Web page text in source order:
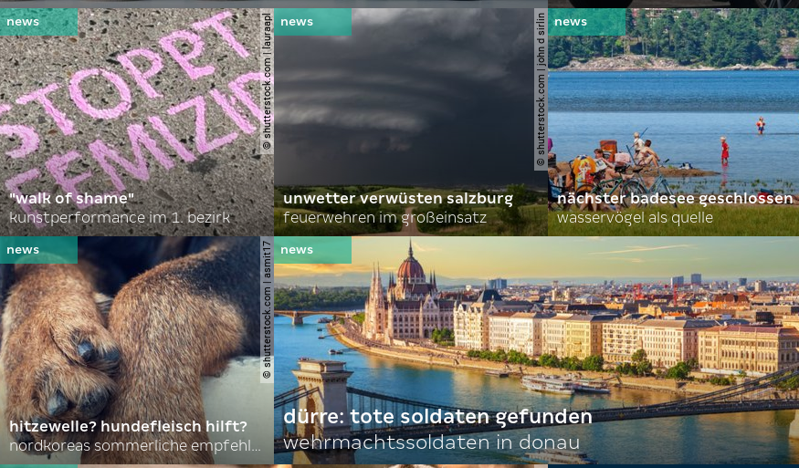
© shutterstock.com | lauraapl
"walk of shame"
kunstperformance im 1. bezirk
© shutterstock.com | john d sirlin
unwetter verwüsten salzburg
feuerwehren im großeinsatz
nächster badesee geschlossen
wasservögel als quelle
© shutterstock.com | asmit17
hitzewelle? hundefleisch hilft?
nordkoreas sommerliche empfehlungen
dürre: tote soldaten gefunden
wehrmachtssoldaten in donau